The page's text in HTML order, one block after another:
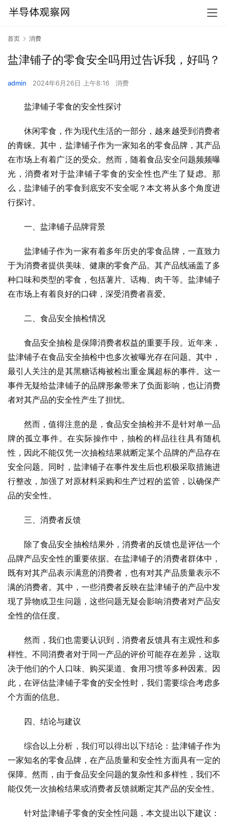
首页 消费
盐津铺子的零食安全吗用过告诉我，好吗？
admin 2024年6月26日 上午8:16 消费
盐津铺子零食的安全性探讨
休闲零食，作为现代生活的一部分，越来越受到消费者
的青睐。其中，盐津铺子作为一家知名的零食品牌，其产品
在市场上有着广泛的受众。然而，随着食品安全问题频频曝
光，消费者对于盐津铺子零食的安全性也产生了疑虑。那
么，盐津铺子的零食到底安不安全呢？本文将从多个角度进
行探讨。
一、盐津铺子品牌背景
盐津铺子作为一家有着多年历史的零食品牌，一直致力
于为消费者提供美味、健康的零食产品。其产品线涵盖了多
种口味和类型的零食，包括薯片、话梅、肉干等。盐津铺子
在市场上有着良好的口碑，深受消费者喜爱。
二、食品安全抽检情况
食品安全抽检是保障消费者权益的重要手段。近年来，
盐津铺子在食品安全抽检中也多次被曝光存在问题。其中，
最引人关注的是其黑糖话梅被检出重金属超标的事件。这一
事件无疑给盐津铺子的品牌形象带来了负面影响，也让消费
者对其产品的安全性产生了担忧。
然而，值得注意的是，食品安全抽检并不是针对单一品
牌的孤立事件。在实际操作中，抽检的样品往往具有随机
性，因此不能仅凭一次抽检结果就断定某个品牌的产品存在
安全问题。同时，盐津铺子在事件发生后也积极采取措施进
行整改，加强了对原材料采购和生产过程的监管，以确保产
品的安全性。
三、消费者反馈
除了食品安全抽检结果外，消费者的反馈也是评估一个
品牌产品安全性的重要依据。在盐津铺子的消费者群体中，
既有对其产品表示满意的消费者，也有对其产品质量表示不
满的消费者。其中，一些消费者反映在盐津铺子的产品中发
现了异物或卫生问题，这些问题无疑会影响消费者对产品安
全性的信任度。
然而，我们也需要认识到，消费者反馈具有主观性和多
样性。不同消费者对于同一产品的评价可能存在差异，这取
决于他们的个人口味、购买渠道、食用习惯等多种因素。因
此，在评估盐津铺子零食的安全性时，我们需要综合考虑多
个方面的信息。
四、结论与建议
综合以上分析，我们可以得出以下结论：盐津铺子作为
一家知名的零食品牌，在产品质量和安全性方面具有一定的
保障。然而，由于食品安全问题的复杂性和多样性，我们不
能仅凭一次抽检结果或消费者反馈就断定其产品的安全性。
针对盐津铺子零食的安全性问题，本文提出以下建议：